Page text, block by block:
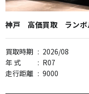
神戸 高価買取 ランボ
買取時期 : 2026/08
年 式
: R07
走行距離 : 9000